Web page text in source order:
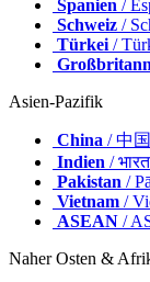
Spanien /
Schweiz /
Türkei/
Asien-Pazifik
China / 中国
Indien /
Pakistan /
Vietnam /
ASEAN /
Naher Osten &